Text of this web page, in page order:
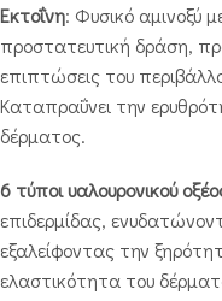
Εκτοΐνη: Φυσικό αμινοξύ
προστατευτική δράση,
επιπτώσεις του
Καταπραΰνει την
δέρματος.
6 τύποι υαλουρονικού
επιδερμίδας,
εξαλείφοντας την
ελαστικότητα του